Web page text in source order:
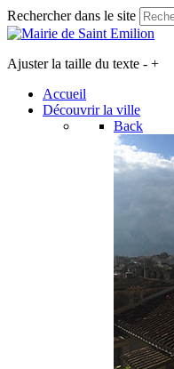
Rechercher dans le site
Ajuster la taille du texte - +
Accueil
Découvrir la ville
Back